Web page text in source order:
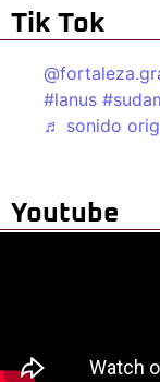
Tik Tok
#lanus
♬ sonido
Youtube